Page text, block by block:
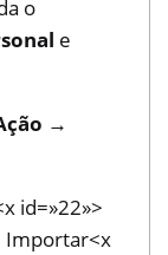
o
e
→
id=»22»>
Importar<x